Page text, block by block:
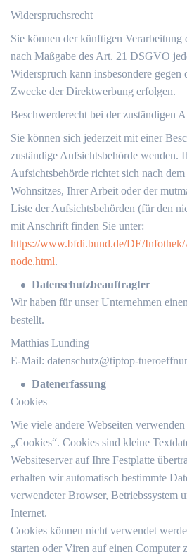
Widerspruchsrecht
Sie können der künftigen Verarbeitung
nach Maßgabe des Art. 21 DSGVO
Widerspruch kann insbesondere gegen
Zwecke der Direktwerbung erfolgen.
Beschwerderecht bei der zuständigen
Sie können sich jederzeit mit einer
zuständige Aufsichtsbehörde wenden.
Aufsichtsbehörde richtet sich nach
Wohnsitzes, Ihrer Arbeit oder der
Liste der Aufsichtsbehörden (für den
mit Anschrift finden Sie unter:
https://www.bfdi.bund.de/DE/
node.html.
Datenschutzbeauftragter
Wir haben für unser Unternehmen
bestellt.
Matthias Lunding
E-Mail: datenschutz@tiptop-
Datenerfassung
Cookies
Wie viele andere Webseiten
„Cookies“. Cookies sind kleine
Websiteserver auf Ihre Festplatte
erhalten wir automatisch bestimmte
verwendeter Browser, Betriebssystem
Internet.
Cookies können nicht verwendet
starten oder Viren auf einen Computer